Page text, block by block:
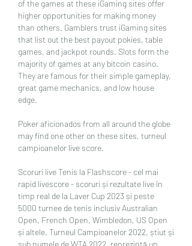
of the games at these iGaming sites offer
higher opportunities for making money
than others. Gamblers trust iGaming sites
that list out the best payout pokies, table
games, and jackpot rounds. Slots form the
majority of games at any bitcoin casino.
They are famous for their simple gameplay,
great game mechanics, and low house
edge.
Poker aficionados from all around the globe
may find one other on these sites, turneul
campioanelor live score.
Scoruri live Tenis la Flashscore - cel mai
rapid livescore - scoruri și rezultate live în
timp real de la Laver Cup 2023 și peste
5000 turnee de tenis inclusiv Australian
Open, French Open, Wimbledon, US Open
și altele. Turneul Campioanelor 2022, știut și
sub numele de WTA 2022, reprezintă un